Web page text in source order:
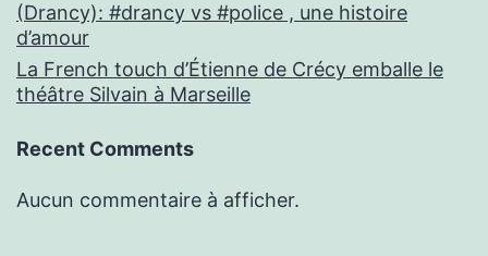
(Drancy): #drancy vs #police , une histoire
d’amour
La French touch d’Étienne de Crécy emballe le
théâtre Silvain à Marseille
Recent Comments
Aucun commentaire à afficher.